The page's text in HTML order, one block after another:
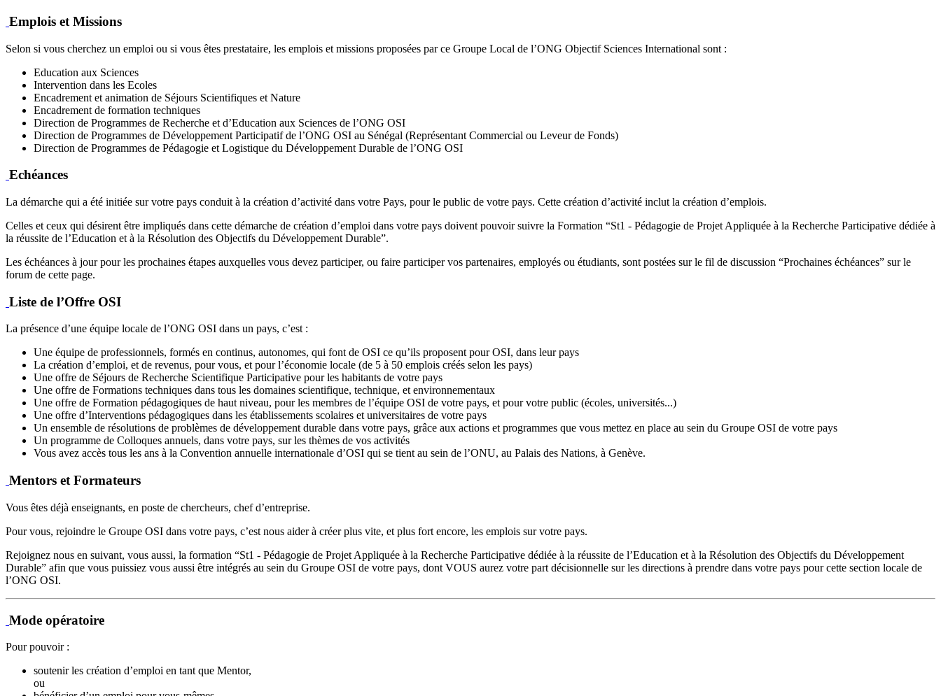
Emplois et Missions
Selon si vous cherchez un emploi ou si vous êtes prestataire, les emplois et missions proposées par ce Groupe Local de l’ONG Objectif Sciences International sont :
Education aux Sciences
Intervention dans les Ecoles
Encadrement et animation de Séjours Scientifiques et Nature
Encadrement de formation techniques
Direction de Programmes de Recherche et d’Education aux Sciences de l’ONG OSI
Direction de Programmes de Développement Participatif de l’ONG OSI au Sénégal (Représentant Commercial ou Leveur de Fonds)
Direction de Programmes de Pédagogie et Logistique du Développement Durable de l’ONG OSI
Echéances
La démarche qui a été initiée sur votre pays conduit à la création d’activité dans votre Pays, pour le public de votre pays. Cette création d’activité inclut la création d’emplois.
Celles et ceux qui désirent être impliqués dans cette démarche de création d’emploi dans votre pays doivent pouvoir suivre la Formation “St1 - Pédagogie de Projet Appliquée à la Recherche Participative dédiée à
la réussite de l’Education et à la Résolution des Objectifs du Développement Durable”.
Les échéances à jour pour les prochaines étapes auxquelles vous devez participer, ou faire participer vos partenaires, employés ou étudiants, sont postées sur le fil de discussion “Prochaines échéances” sur le
forum de cette page.
Liste de l’Offre OSI
La présence d’une équipe locale de l’ONG OSI dans un pays, c’est :
Une équipe de professionnels, formés en continus, autonomes, qui font de OSI ce qu’ils proposent pour OSI, dans leur pays
La création d’emploi, et de revenus, pour vous, et pour l’économie locale (de 5 à 50 emplois créés selon les pays)
Une offre de Séjours de Recherche Scientifique Participative pour les habitants de votre pays
Une offre de Formations techniques dans tous les domaines scientifique, technique, et environnementaux
Une offre de Formation pédagogiques de haut niveau, pour les membres de l’équipe OSI de votre pays, et pour votre public (écoles, universités...)
Une offre d’Interventions pédagogiques dans les établissements scolaires et universitaires de votre pays
Un ensemble de résolutions de problèmes de développement durable dans votre pays, grâce aux actions et programmes que vous mettez en place au sein du Groupe OSI de votre pays
Un programme de Colloques annuels, dans votre pays, sur les thèmes de vos activités
Vous avez accès tous les ans à la Convention annuelle internationale d’OSI qui se tient au sein de l’ONU, au Palais des Nations, à Genève.
Mentors et Formateurs
Vous êtes déjà enseignants, en poste de chercheurs, chef d’entreprise.
Pour vous, rejoindre le Groupe OSI dans votre pays, c’est nous aider à créer plus vite, et plus fort encore, les emplois sur votre pays.
Rejoignez nous en suivant, vous aussi, la formation “St1 - Pédagogie de Projet Appliquée à la Recherche Participative dédiée à la réussite de l’Education et à la Résolution des Objectifs du Développement
Durable” afin que vous puissiez vous aussi être intégrés au sein du Groupe OSI de votre pays, dont VOUS aurez votre part décisionnelle sur les directions à prendre dans votre pays pour cette section locale de
l’ONG OSI.
Mode opératoire
Pour pouvoir :
soutenir les création d’emploi en tant que Mentor,
ou